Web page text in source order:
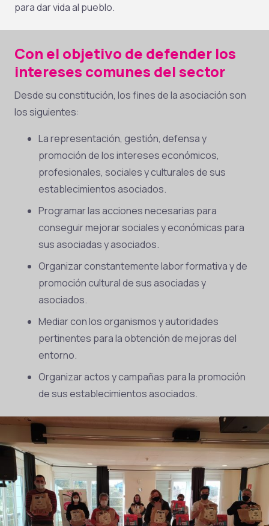
para dar vida al pueblo.
Con el objetivo de defender los
intereses comunes del sector
Desde su constitución, los fines de la asociación son
los siguientes:
La representación, gestión, defensa y
promoción de los intereses económicos,
profesionales, sociales y culturales de sus
establecimientos asociados.
Programar las acciones necesarias para
conseguir mejorar sociales y económicas para
sus asociadas y asociados.
Organizar constantemente labor formativa y de
promoción cultural de sus asociadas y
asociados.
Mediar con los organismos y autoridades
pertinentes para la obtención de mejoras del
entorno.
Organizar actos y campañas para la promoción
de sus establecimientos asociados.